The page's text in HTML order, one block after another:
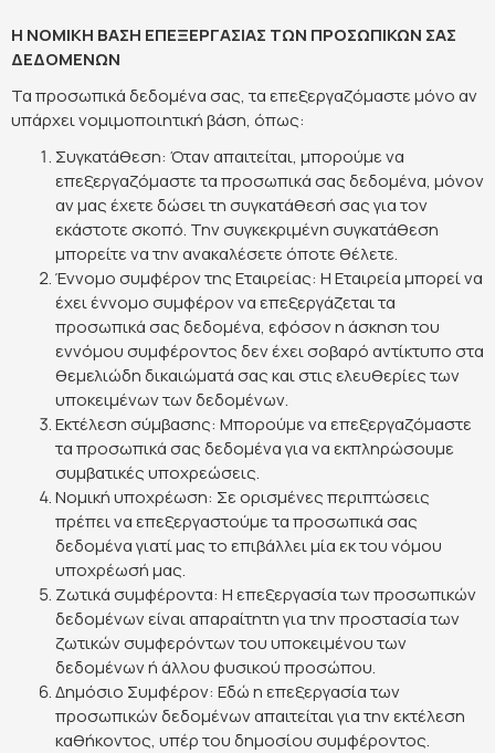
Η ΝΟΜΙΚΗ ΒΑΣΗ ΕΠΕΞΕΡΓΑΣΙΑΣ ΤΩΝ ΠΡΟΣΩΠΙΚΩΝ ΣΑΣ
ΔΕΔΟΜΕΝΩΝ
Τα προσωπικά δεδομένα σας, τα επεξεργαζόμαστε μόνο αν
υπάρχει νομιμοποιητική βάση, όπως:
Συγκατάθεση: Όταν απαιτείται, μπορούμε να
επεξεργαζόμαστε τα προσωπικά σας δεδομένα, μόνον
αν μας έχετε δώσει τη συγκατάθεσή σας για τον
εκάστοτε σκοπό. Την συγκεκριμένη συγκατάθεση
μπορείτε να την ανακαλέσετε όποτε θέλετε.
Έννομο συμφέρον της Εταιρείας: Η Εταιρεία μπορεί να
έχει έννομο συμφέρον να επεξεργάζεται τα
προσωπικά σας δεδομένα, εφόσον η άσκηση του
εννόμου συμφέροντος δεν έχει σοβαρό αντίκτυπο στα
θεμελιώδη δικαιώματά σας και στις ελευθερίες των
υποκειμένων των δεδομένων.
Εκτέλεση σύμβασης: Μπορούμε να επεξεργαζόμαστε
τα προσωπικά σας δεδομένα για να εκπληρώσουμε
συμβατικές υποχρεώσεις.
Νομική υποχρέωση: Σε ορισμένες περιπτώσεις
πρέπει να επεξεργαστούμε τα προσωπικά σας
δεδομένα γιατί μας το επιβάλλει μία εκ του νόμου
υποχρέωσή μας.
Ζωτικά συμφέροντα: Η επεξεργασία των προσωπικών
δεδομένων είναι απαραίτητη για την προστασία των
ζωτικών συμφερόντων του υποκειμένου των
δεδομένων ή άλλου φυσικού προσώπου.
Δημόσιο Συμφέρον: Εδώ η επεξεργασία των
προσωπικών δεδομένων απαιτείται για την εκτέλεση
καθήκοντος, υπέρ του δημοσίου συμφέροντος.